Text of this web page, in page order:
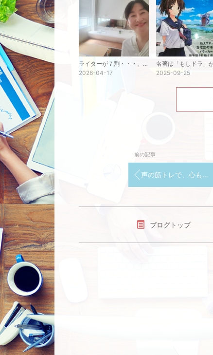
ライターが７割・・・。それが現在の私です。
2026-04-17
2025-09-25
前の記事
声の筋トレで、心も体も健やかに。～妙行寺での特別企画～
ブログトップ